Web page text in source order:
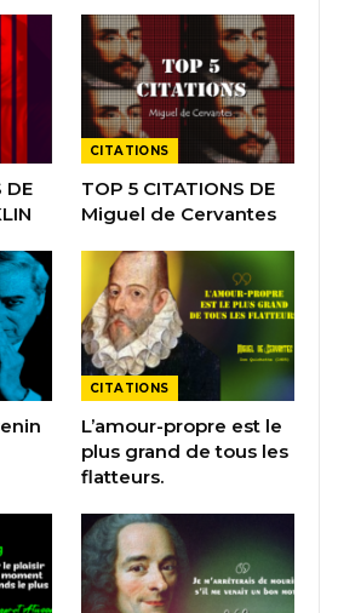
DE
CITATIONS
TOP 5 CITATIONS DE
Miguel de Cervantes
CITATIONS
L’amour-propre est le
plus grand de tous les
flatteurs.